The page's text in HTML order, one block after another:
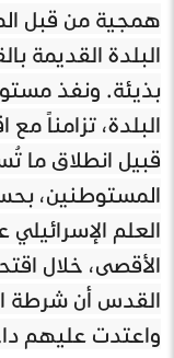
همجية من قبل
البلدة القديمة
بذيئة. ونفذ
البلدة، تزامناً
قبيل انطلاق ما
المستوطنين،
العلم
الأقصى، خلال
القدس أن شرطة
واعتدت عليهم